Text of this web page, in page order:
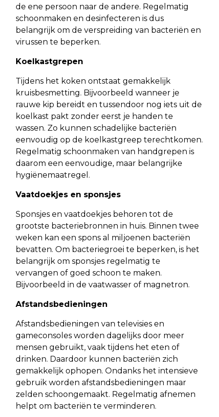
de ene persoon naar de andere. Regelmatig
schoonmaken en desinfecteren is dus
belangrijk om de verspreiding van bacteriën en
virussen te beperken.
Koelkastgrepen
Tijdens het koken ontstaat gemakkelijk
kruisbesmetting. Bijvoorbeeld wanneer je
rauwe kip bereidt en tussendoor nog iets uit de
koelkast pakt zonder eerst je handen te
wassen. Zo kunnen schadelijke bacteriën
eenvoudig op de koelkastgreep terechtkomen.
Regelmatig schoonmaken van handgrepen is
daarom een eenvoudige, maar belangrijke
hygiënemaatregel.
Vaatdoekjes en sponsjes
Sponsjes en vaatdoekjes behoren tot de
grootste bacteriebronnen in huis. Binnen twee
weken kan een spons al miljoenen bacteriën
bevatten. Om bacteriegroei te beperken, is het
belangrijk om sponsjes regelmatig te
vervangen of goed schoon te maken.
Bijvoorbeeld in de vaatwasser of magnetron.
Afstandsbedieningen
Afstandsbedieningen van televisies en
gameconsoles worden dagelijks door meer
mensen gebruikt, vaak tijdens het eten of
drinken. Daardoor kunnen bacteriën zich
gemakkelijk ophopen. Ondanks het intensieve
gebruik worden afstandsbedieningen maar
zelden schoongemaakt. Regelmatig afnemen
helpt om bacteriën te verminderen.